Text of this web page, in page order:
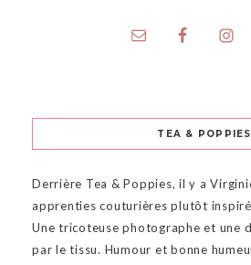
TEA & POPPIES
Derrière Tea & Poppies, il y a
apprenties couturières plutôt
Une tricoteuse photographe et une
par le tissu. Humour et bonne